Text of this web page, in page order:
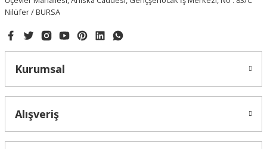
Nilüfer / BURSA
Kurumsal
Alışveriş